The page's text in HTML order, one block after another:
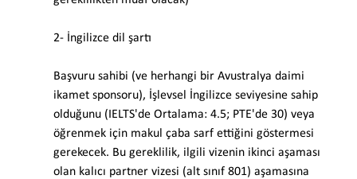
2- İngilizce dil şartı
Başvuru sahibi (ve herhangi bir Avustralya daimi
ikamet sponsoru), İşlevsel İngilizce seviyesine sahip
olduğunu (IELTS'de Ortalama: 4.5; PTE'de 30) veya
öğrenmek için makul çaba sarf ettiğini göstermesi
gerekecek. Bu gereklilik, ilgili vizenin ikinci aşaması
olan kalıcı partner vizesi (alt sınıf 801) aşamasına